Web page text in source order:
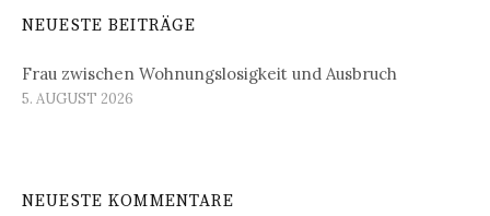
NEUESTE BEITRÄGE
Frau zwischen Wohnungslosigkeit und Ausbruch
5. AUGUST 2026
NEUESTE KOMMENTARE